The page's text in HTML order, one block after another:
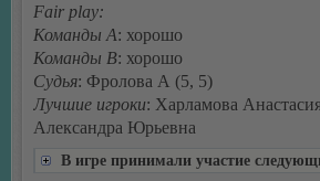
Fair play:
Команды А: хорошо
Команды В: хорошо
Судья: Фролова А (5, 5)
Лучшие игроки: Харламова
Александра Юрьевна
В игре принимали участие